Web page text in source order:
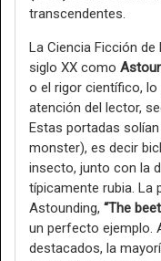
transcendentes.
La Ciencia Ficción de
siglo XX como
o el rigor científico, lo
atención del lector,
Estas portadas
monster), es decir
insecto, junto con la
típicamente rubia. La
Astounding, “The
un perfecto ejemplo.
destacados, la